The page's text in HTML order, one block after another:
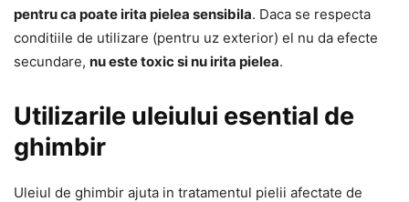
pentru ca poate irita pielea sensibila. Daca se respecta
conditiile de utilizare (pentru uz exterior) el nu da efecte
secundare, nu este toxic si nu irita pielea.
Utilizarile uleiului esential de
ghimbir
Uleiul de ghimbir ajuta in tratamentul pielii afectate de